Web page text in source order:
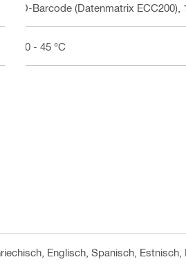
2D-Barcode (Datenmatrix
-20 - 45 °C
Englisch, Spanisch,